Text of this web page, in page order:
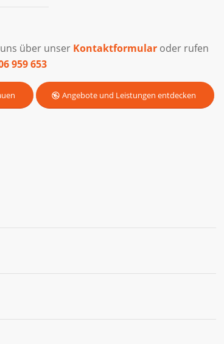
über unser Kontaktformular oder rufen
959 653
Angebote und Leistungen entdecken